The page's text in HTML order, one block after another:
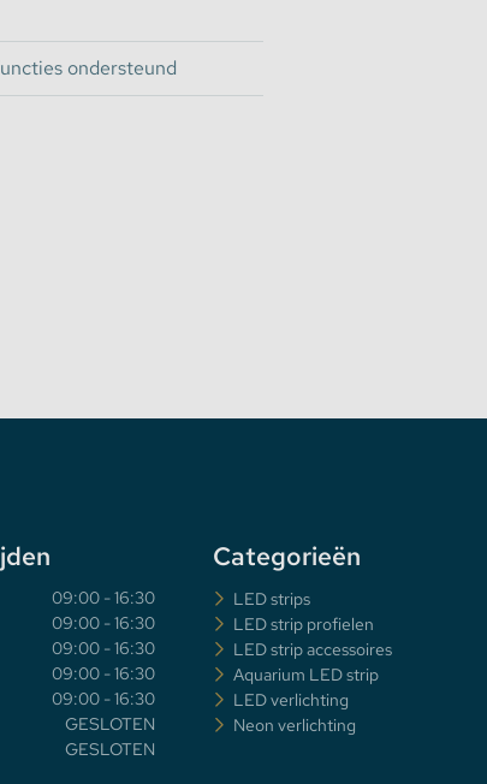
ondersteund
09:00 - 16:30
09:00 - 16:30
09:00 - 16:30
09:00 - 16:30
09:00 - 16:30
GESLOTEN
GESLOTEN
Categorieën
LED strips
LED strip profielen
LED strip accessoires
Aquarium LED strip
LED verlichting
Neon verlichting